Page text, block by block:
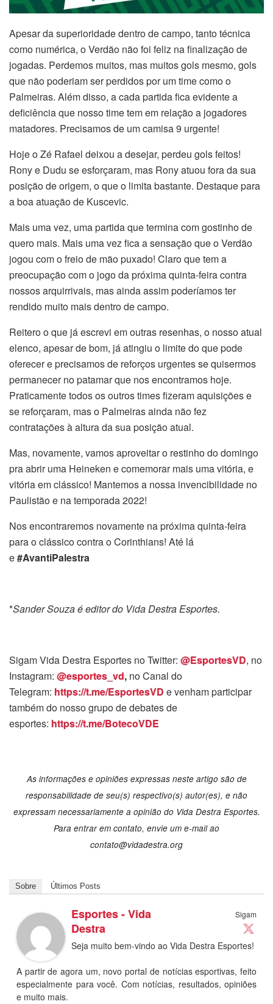
Apesar da superioridade dentro de campo, tanto técnica
como numérica, o Verdão não foi feliz na finalização de
jogadas. Perdemos muitos, mas muitos gols mesmo, gols
que não poderiam ser perdidos por um time como o
Palmeiras. Além disso, a cada partida fica evidente a
deficiência que nosso time tem em relação a jogadores
matadores. Precisamos de um camisa 9 urgente!
Hoje o Zé Rafael deixou a desejar, perdeu gols feitos!
Rony e Dudu se esforçaram, mas Rony atuou fora da sua
posição de origem, o que o limita bastante. Destaque para
a boa atuação de Kuscevic.
Mais uma vez, uma partida que termina com gostinho de
quero mais. Mais uma vez fica a sensação que o Verdão
jogou com o freio de mão puxado! Claro que tem a
preocupação com o jogo da próxima quinta-feira contra
nossos arquirrivais, mas ainda assim poderíamos ter
rendido muito mais dentro de campo.
Reitero o que já escrevi em outras resenhas, o nosso atual
elenco, apesar de bom, já atingiu o limite do que pode
oferecer e precisamos de reforços urgentes se quisermos
permanecer no patamar que nos encontramos hoje.
Praticamente todos os outros times fizeram aquisições e
se reforçaram, mas o Palmeiras ainda não fez
contratações à altura da sua posição atual.
Mas, novamente, vamos aproveitar o restinho do domingo
pra abrir uma Heineken e comemorar mais uma vitória, e
vitória em clássico! Mantemos a nossa invencibilidade no
Paulistão e na temporada 2022!
Nos encontraremos novamente na próxima quinta-feira
para o clássico contra o Corinthians! Até lá
e#AvantiPalestra
*Sander Souza é editor do Vida Destra Esportes.
Sigam Vida Destra Esportes no Twitter: @EsportesVD, no
Instagram: @esportes_vd, no Canal do
Telegram: https://t.me/EsportesVD e venham participar
também do nosso grupo de debates de
esportes: https://t.me/BotecoVDE
As informações e opiniões expressas neste artigo são de
responsabilidade de seu(s) respectivo(s) autor(es), e não
expressam necessariamente a opinião do Vida Destra Esportes.
Para entrar em contato, envie um e-mail ao
contato@vidadestra.org
Sobre Últimos Posts
Sigam
Esportes - Vida
Destra
Seja muito bem-vindo ao Vida Destra Esportes!
A partir de agora um, novo portal de notícias esportivas, feito
especialmente para você. Com notícias, resultados, opiniões
e muito mais.